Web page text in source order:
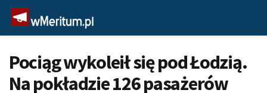
Pociąg wykoleił się pod Łodzią.
Na pokładzie 126 pasażerów